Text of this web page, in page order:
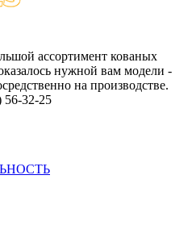
ассортимент кованых
нужной вам модели -
на производстве.
56-32-25